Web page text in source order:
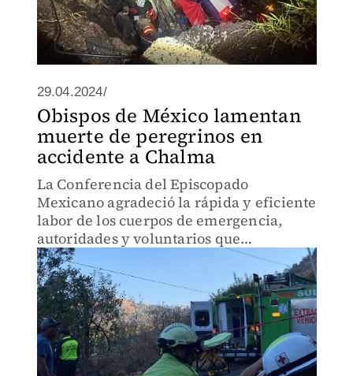
29.04.2024/
Obispos de México lamentan
muerte de peregrinos en
accidente a Chalma
La Conferencia del Episcopado
Mexicano agradeció la rápida y eficiente
labor de los cuerpos de emergencia,
autoridades y voluntarios que
atendieron a los afectados.